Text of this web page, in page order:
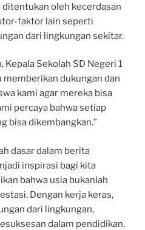
ditentukan oleh kecerdasan
faktor lain seperti
dari lingkungan sekitar.
Kepala Sekolah SD Negeri 1
memberikan dukungan dan
kami agar mereka bisa
percaya bahwa setiap
bisa dikembangkan.”
dasar dalam berita
inspirasi bagi kita
bahwa usia bukanlah
Dengan kerja keras,
dari lingkungan,
dalam pendidikan.